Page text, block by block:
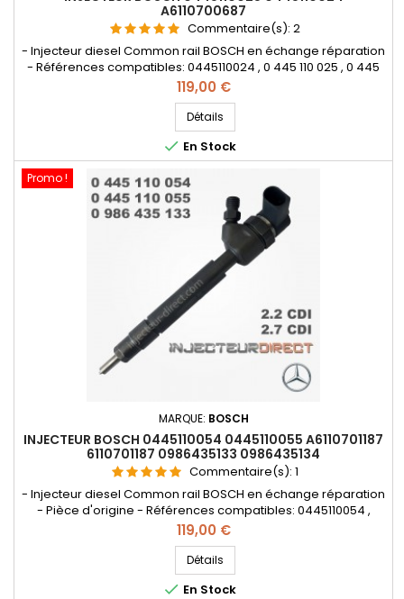
A6110700687
Commentaire(s): 2
- Injecteur diesel Common rail BOSCH en échange réparation
- Références compatibles: 0445110024 , 0 445 110 025 , 0 445
110 024 , 0 986 435 020 , 0986435020 , 0 986 435 029 ,
0986435029 , A6110700687 , A61107006870080 , A611070068738 ,
A611070068780 , 6110700687 , 61107006870080 , 611070068738 ,
611070068780 - Pour motorisation Mercedes Benz 2.0cdi ,...
Prix
119,00 €
Détails
 En Stock
Promo !
MARQUE: BOSCH
INJECTEUR BOSCH 0445110054 0445110055 A6110701187
6110701187 0986435133 0986435134
Commentaire(s): 1
- Injecteur diesel Common rail BOSCH en échange réparation
- Pièce d'origine - Références compatibles: 0445110054 ,
0986435133 , 0986435134 , 0 986 435 134 , 0 445 110 054 , 0 445
110 055 , 0 986 435 133 , A6110701187 , 6110701187 - Pour
motorisation Mercedes Benz 2.0cdi , 2.2cdi , 2.7cdi Pièce
d'origine
Prix
119,00 €
Détails
 En Stock